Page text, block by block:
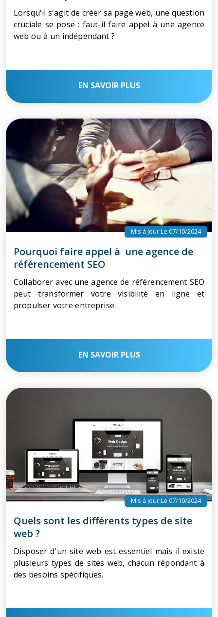
Lorsqu'il s'agit de créer sa page web, une question
cruciale se pose : faut-il faire appel à une agence
web ou à un indépendant ?
EN SAVOIR PLUS
Mis à jour Le 07/10/2024
Pourquoi faire appel à une agence de
référencement SEO
Collaborer avec une agence de référencement SEO
peut transformer votre visibilité en ligne et
propulser votre entreprise.
EN SAVOIR PLUS
Mis à jour Le 07/10/2024
Quels sont les différents types de site
web ?
Disposer d'un site web est essentiel mais il existe
plusieurs types de sites web, chacun répondant à
des besoins spécifiques.